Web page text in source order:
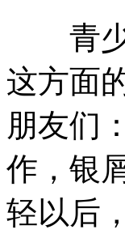
青少
这方面
朋友们
作，银
轻以后